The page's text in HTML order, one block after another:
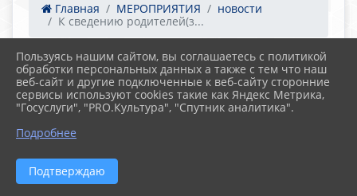
Главная МЕРОПРИЯТИЯ
новости
К сведению родителей(з...
21.04.2023 06:49
К сведению родителей(законных
представителей)!
Пользуясь нашим сайтом, вы соглашаетесь с политикой
обработки персональных данных а также с тем что наш
веб-сайт и другие подключенные к веб-сайту сторонние
сервисы используют cookies такие как Яндекс Метрика,
"Госуслуги", "PRO.Культура", "Спутник аналитика".
Подробнее
Подтверждаю